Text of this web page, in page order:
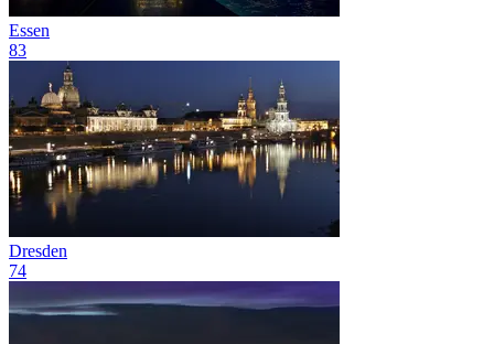
Essen
83
Dresden
74